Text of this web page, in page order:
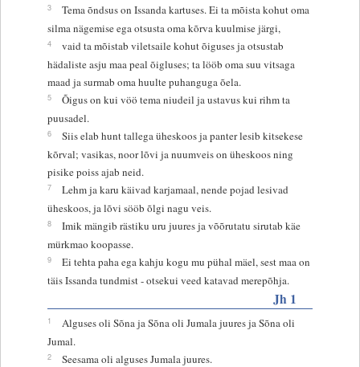
3
Tema õndsus on Issanda kartuses. Ei ta mõista kohut oma
silma nägemise ega otsusta oma kõrva kuulmise järgi,
4
vaid ta mõistab viletsaile kohut õiguses ja otsustab
hädaliste asju maa peal õigluses; ta lööb oma suu vitsaga
maad ja surmab oma huulte puhanguga õela.
5
Õigus on kui vöö tema niudeil ja ustavus kui rihm ta
puusadel.
6
Siis elab hunt tallega üheskoos ja panter lesib kitsekese
kõrval; vasikas, noor lõvi ja nuumveis on üheskoos ning
pisike poiss ajab neid.
7
Lehm ja karu käivad karjamaal, nende pojad lesivad
üheskoos, ja lõvi sööb õlgi nagu veis.
8
Imik mängib rästiku uru juures ja võõrutatu sirutab käe
mürkmao koopasse.
9
Ei tehta paha ega kahju kogu mu pühal mäel, sest maa on
täis Issanda tundmist - otsekui veed katavad merepõhja.
Jh 1
1
Alguses oli Sõna ja Sõna oli Jumala juures ja Sõna oli
Jumal.
2 Seesama oli alguses Jumala juures.